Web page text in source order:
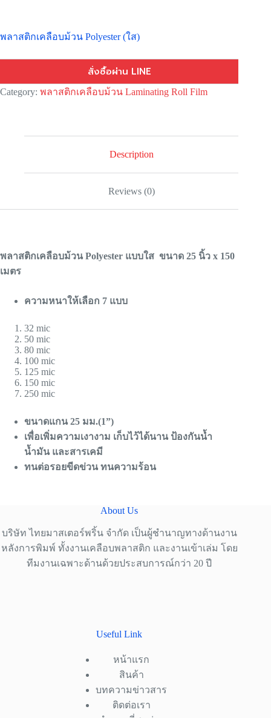
พลาสติกเคลือบม้วน Polyester (ใส)
สั่งซื้อผ่าน LINE
Category: พลาสติกเคลือบม้วน Laminating Roll Film
Description
Reviews (0)
พลาสติกเคลือบม้วน Polyester แบบใส ขนาด 25 นิ้ว x 150
เมตร
ความหนาให้เลือก 7 แบบ
32 mic
50 mic
80 mic
100 mic
125 mic
150 mic
250 mic
ขนาดแกน 25 มม.(1”)
เพื่อเพิ่มความเงางาม เก็บไว้ได้นาน ป้องกันน้ำ
น้ำมัน และสารเคมี
ทนต่อรอยขีดข่วน ทนความร้อน
About Us
บริษัท ไทยมาสเตอร์พริ้น จำกัด เป็นผู้ชำนาญทางด้านงาน
หลังการพิมพ์ ทั้งงานเคลือบพลาสติก และงานเข้าเล่ม โดย
ทีมงานเฉพาะด้านด้วยประสบการณ์กว่า 20 ปี
Useful Link
หน้าแรก
สินค้า
บทความข่าวสาร
ติดต่อเรา